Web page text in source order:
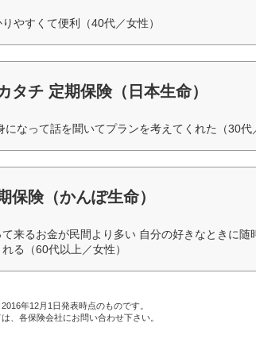
やすくて便利（40代／女性）
タチ 定期保険（日本生命）
なって話を聞いてプランを考えてくれた（30代
保険（かんぽ生命）
来るお金が民間より多い 自分の好きなときに随
る（60代以上／女性）
年12月1日発表時点のものです。
、各保険会社にお問い合わせ下さい。